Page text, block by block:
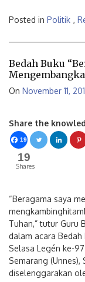
,
Bedah Buku
November 11, 2019
Share the
19
19
“Beragama saya
Tuhan,” tutur Guru
dalam acara Bedah
Selasa Legén ke-
Semarang (Unnes),
diselenggarakan